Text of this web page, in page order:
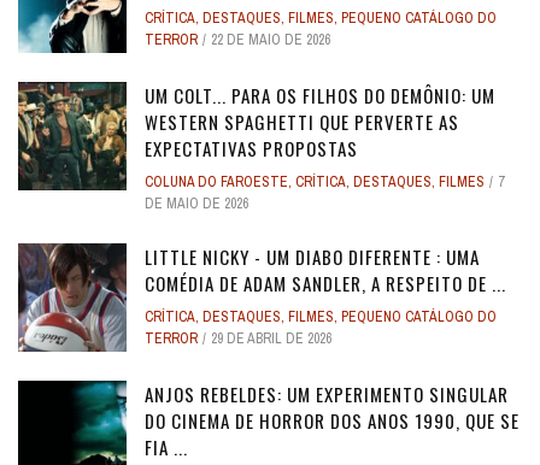
CRÍTICA, DESTAQUES, FILMES, PEQUENO CATÁLOGO DO
TERROR
22 DE MAIO DE 2026
UM COLT... PARA OS FILHOS DO DEMÔNIO: UM
WESTERN SPAGHETTI QUE PERVERTE AS
EXPECTATIVAS PROPOSTAS
COLUNA DO FAROESTE, CRÍTICA, DESTAQUES, FILMES
7
DE MAIO DE 2026
LITTLE NICKY - UM DIABO DIFERENTE : UMA
COMÉDIA DE ADAM SANDLER, A RESPEITO DE ...
CRÍTICA, DESTAQUES, FILMES, PEQUENO CATÁLOGO DO
TERROR
29 DE ABRIL DE 2026
ANJOS REBELDES: UM EXPERIMENTO SINGULAR
DO CINEMA DE HORROR DOS ANOS 1990, QUE SE
FIA ...